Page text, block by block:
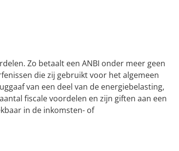
Zo betaalt een ANBI onder meer geen
die zij gebruikt voor het algemeen
van een deel van de energiebelasting,
fiscale voordelen en zijn giften aan een
in de inkomsten- of